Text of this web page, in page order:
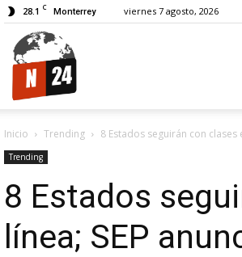
28.1 C Monterrey viernes 7 agosto, 2026
Inicio Trending 8 Estados seguirán con clases
Trending
8 Estados
línea; SEP